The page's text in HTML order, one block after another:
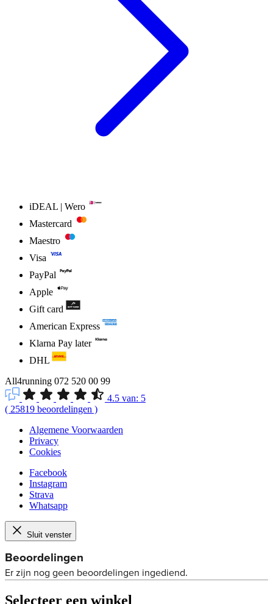
iDEAL | Wero
Mastercard
Maestro
Visa
PayPal
Apple
Gift card
American Express
Klarna Pay later
DHL
All4running 072 520 00 99
4.5 van: 5
( 25819 beoordelingen )
Algemene Voorwaarden
Privacy
Cookies
Facebook
Instagram
Strava
Whatsapp
Sluit venster
Selecteer een winkel